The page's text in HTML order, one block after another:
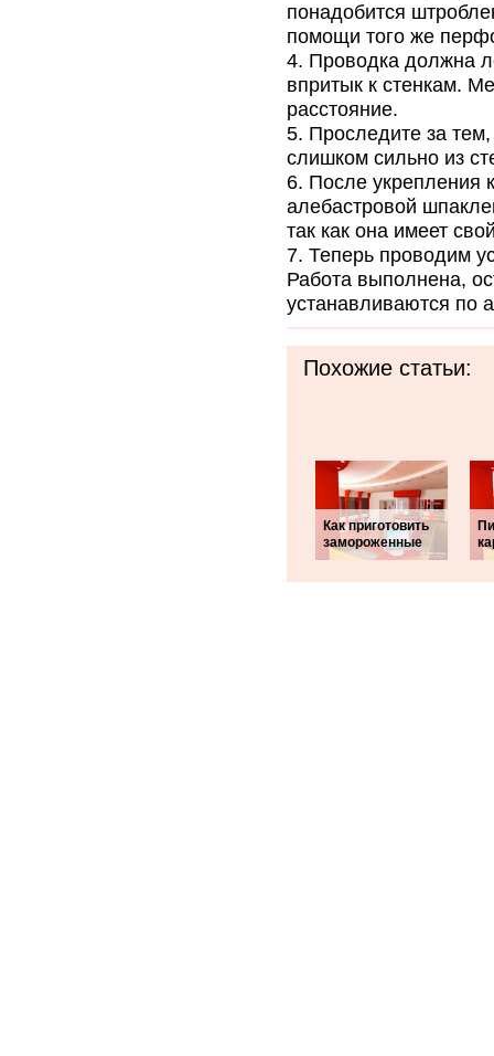
понадобится
помощи того же
Проводка должна
впритык к стенкам.
расстояние.
Проследите за
слишком сильно из
После укрепления
алебастровой
так как она имеет
Теперь проводим
Работа выполнена,
устанавливаются по
Похожие статьи:
Как приготовить
замороженные